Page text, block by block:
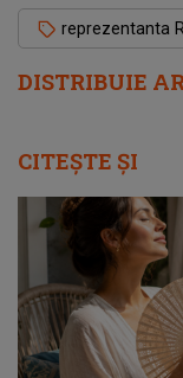
DISTRIBUIE
reprezentanta
CITEȘTE ȘI